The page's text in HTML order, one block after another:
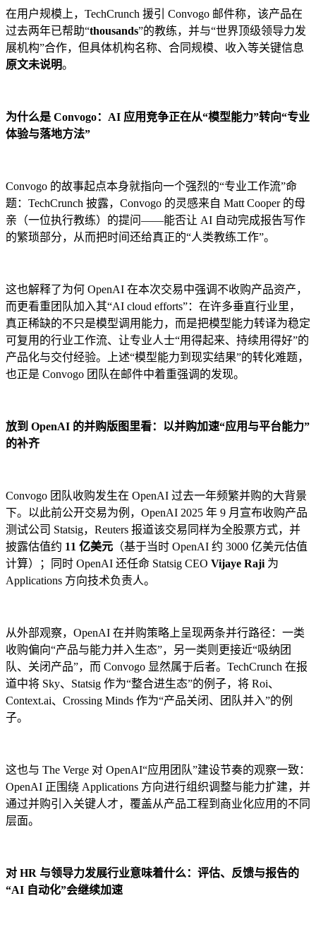
在用户规模上，TechCrunch 援引 Convogo 邮件称，该产品在
过去两年已帮助“thousands”的教练，并与“世界顶级领导力发
展机构”合作，但具体机构名称、合同规模、收入等关键信息
原文未说明。
为什么是 Convogo：AI 应用竞争正在从“模型能力”转向“专业
体验与落地方法”
Convogo 的故事起点本身就指向一个强烈的“专业工作流”命
题：TechCrunch 披露，Convogo 的灵感来自 Matt Cooper 的母
亲（一位执行教练）的提问——能否让 AI 自动完成报告写作
的繁琐部分，从而把时间还给真正的“人类教练工作”。
这也解释了为何 OpenAI 在本次交易中强调不收购产品资产，
而更看重团队加入其“AI cloud efforts”：在许多垂直行业里，
真正稀缺的不只是模型调用能力，而是把模型能力转译为稳定
可复用的行业工作流、让专业人士“用得起来、持续用得好”的
产品化与交付经验。上述“模型能力到现实结果”的转化难题，
也正是 Convogo 团队在邮件中着重强调的发现。
放到 OpenAI 的并购版图里看：以并购加速“应用与平台能力”
的补齐
Convogo 团队收购发生在 OpenAI 过去一年频繁并购的大背景
下。以此前公开交易为例，OpenAI 2025 年 9 月宣布收购产品
测试公司 Statsig，Reuters 报道该交易同样为全股票方式，并
披露估值约 11 亿美元 （基于当时 OpenAI 约 3000 亿美元估值
计算）；同时 OpenAI 还任命 Statsig CEO Vijaye Raji 为
Applications 方向技术负责人。
从外部观察，OpenAI 在并购策略上呈现两条并行路径：一类
收购偏向“产品与能力并入生态”，另一类则更接近“吸纳团
队、关闭产品”，而 Convogo 显然属于后者。TechCrunch 在报
道中将 Sky、Statsig 作为“整合进生态”的例子，将 Roi、
Context.ai、Crossing Minds 作为“产品关闭、团队并入”的例
子。
这也与 The Verge 对 OpenAI“应用团队”建设节奏的观察一致：
OpenAI 正围绕 Applications 方向进行组织调整与能力扩建，并
通过并购引入关键人才，覆盖从产品工程到商业化应用的不同
层面。
对 HR 与领导力发展行业意味着什么：评估、反馈与报告的
“AI 自动化”会继续加速